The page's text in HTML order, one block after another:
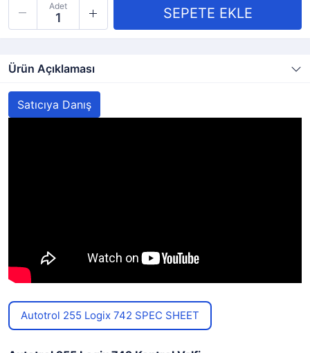
Adet
Ürün Açıklaması
Satıcıya Danış
Autotrol 255 Logix 742 SPEC SHEET